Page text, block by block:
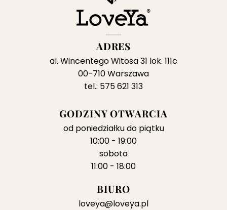
ADRES
al. Wincentego Witosa 31 lok. 111c
00-710 Warszawa
tel.: 575 621 313
GODZINY OTWARCIA
od poniedziałku do piątku
10:00 - 19:00
sobota
11:00 - 18:00
BIURO
loveya@loveya.pl